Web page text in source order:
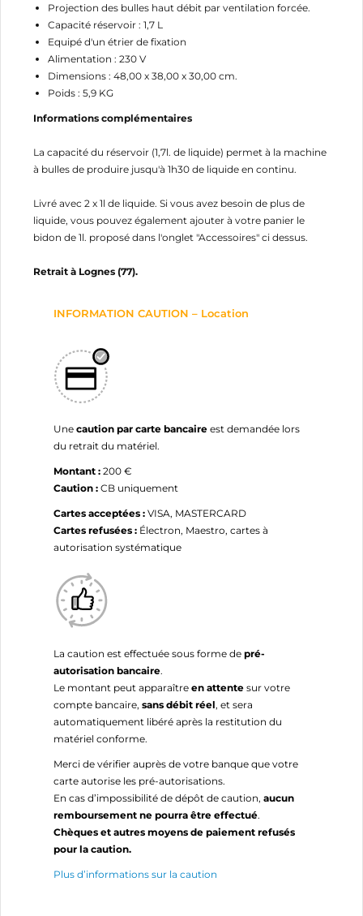
Projection des bulles haut débit par ventilation forcée.
Capacité réservoir : 1,7 L
Equipé d'un étrier de fixation
Alimentation : 230 V
Dimensions : 48,00 x 38,00 x 30,00 cm.
Poids : 5,9 KG
Informations complémentaires
La capacité du réservoir (1,7l. de liquide) permet à la machine
à bulles de produire jusqu'à 1h30 de liquide en continu.
Livré avec 2 x 1l de liquide. Si vous avez besoin de plus de
liquide, vous pouvez également ajouter à votre panier le
bidon de 1l. proposé dans l'onglet "Accessoires" ci dessus.
Retrait à Lognes (77).
INFORMATION CAUTION – Location
Une caution par carte bancaire est demandée lors
du retrait du matériel.
Montant : 200 €
Caution : CB uniquement
Cartes acceptées : VISA, MASTERCARD
Cartes refusées : Électron, Maestro, cartes à
autorisation systématique
La caution est effectuée sous forme de pré-
autorisation bancaire.
Le montant peut apparaître en attente sur votre
compte bancaire, sans débit réel, et sera
automatiquement libéré après la restitution du
matériel conforme.
Merci de vérifier auprès de votre banque que votre
carte autorise les pré-autorisations.
En cas d’impossibilité de dépôt de caution, aucun
remboursement ne pourra être effectué.
Chèques et autres moyens de paiement refusés
pour la caution.
Plus d’informations sur la caution
MES LISTES
add_circle_outline Créer une nouvelle liste
CRÉER UNE LISTE D'ENVIES
NOM DE LA LISTE D'ENVIES
CONNEXION
Vous devez être connecté pour ajouter des produits
à votre liste d'envies.
Annuler